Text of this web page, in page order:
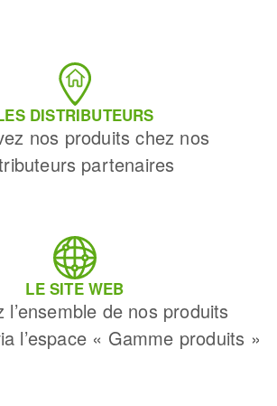
DISTRIBUTEURS
nos produits chez nos
partenaires
LE SITE WEB
l’ensemble de nos produits
l’espace « Gamme produits »